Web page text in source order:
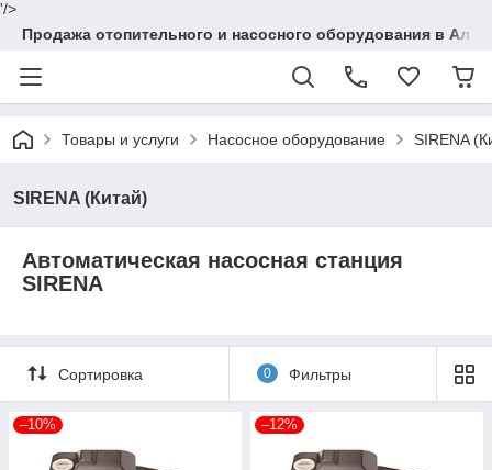
'/>
Продажа отопительного и насосного оборудования в
Товары и услуги Насосное оборудование SIRENA
SIRENA (Китай)
Автоматическая насосная станция
SIRENA
Сортировка 0 Фильтры
–10% –12%